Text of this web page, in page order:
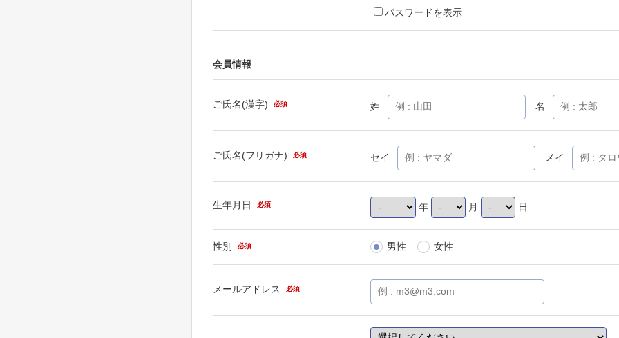
パスワードを表示
会員情報
ご氏名(漢字) 必須 姓 名
ご氏名(フリガナ) 必須 セイ メイ
生年月日 必須 年 月 日
性別 必須 男性 女性
メールアドレス 必須